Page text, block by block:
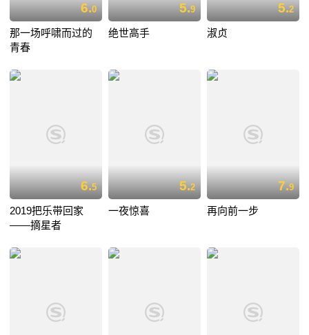
6.0
那一场呼啸而过的
青春
5.9
绝世高手
5.2
淑贞
6.5
2019把乐带回家
——摘星者
5.2
一夜惊喜
7.9
再向前一步